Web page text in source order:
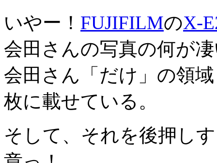
いやー！ FUJIFILMのX-
会田さんの写真の何が
会田さん「だけ」の領
枚に載せている。
そして、それを後押し